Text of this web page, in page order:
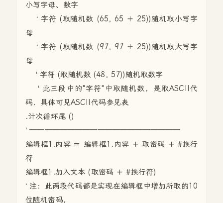
小写字母、数字
‘ 字符 (取随机数 (65, 65 ＋ 25))随机取小写字
母
‘ 字符 (取随机数 (97, 97 ＋ 25))随机取大写字
母
‘ 字符 (取随机数 (48, 57))随机取数字
‘ 此三段中的"字符"中取随机数，是取ASCII代
码，具体可见ASCII代码参见表
.计次循环尾 ()
‘ ————————————————————
编辑框1.内容 ＝ 编辑框1.内容 ＋ 取密码 ＋ #换行
符
编辑框1.加入文本 (取密码 ＋ #换行符)
‘ 注：此两段代码都是实现在编辑框中增加所取的10
位随机密码，